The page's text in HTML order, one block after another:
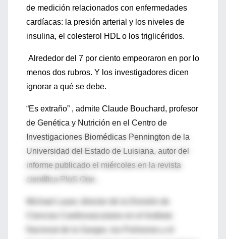
de medición relacionados con enfermedades
cardíacas: la presión arterial y los niveles de
insulina, el colesterol HDL o los triglicéridos.
Alrededor del 7 por ciento empeoraron en por lo
menos dos rubros. Y los investigadores dicen
ignorar a qué se debe.
“Es extraño” , admite Claude Bouchard, profesor
de Genética y Nutrición en el Centro de
Investigaciones Biomédicas Pennington de la
Universidad del Estado de Luisiana, autor del
informe publicado el miércoles en la revista
científica PloS One .
Nacional de la Sangre, los Pulmones y el